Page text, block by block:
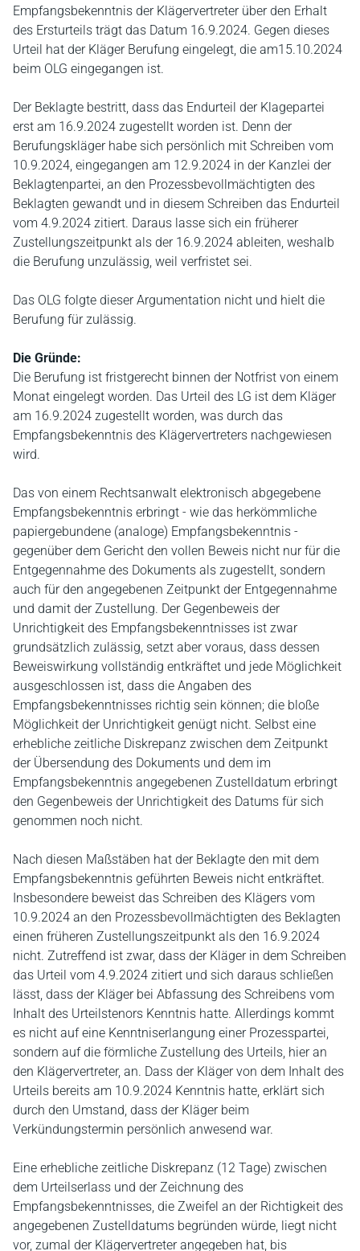
Empfangsbekenntnis der Klägervertreter über den Erhalt
des Ersturteils trägt das Datum 16.9.2024. Gegen dieses
Urteil hat der Kläger Berufung eingelegt, die am15.10.2024
beim OLG eingegangen ist.
Der Beklagte bestritt, dass das Endurteil der Klagepartei
erst am 16.9.2024 zugestellt worden ist. Denn der
Berufungskläger habe sich persönlich mit Schreiben vom
10.9.2024, eingegangen am 12.9.2024 in der Kanzlei der
Beklagtenpartei, an den Prozessbevollmächtigten des
Beklagten gewandt und in diesem Schreiben das Endurteil
vom 4.9.2024 zitiert. Daraus lasse sich ein früherer
Zustellungszeitpunkt als der 16.9.2024 ableiten, weshalb
die Berufung unzulässig, weil verfristet sei.
Das OLG folgte dieser Argumentation nicht und hielt die
Berufung für zulässig.
Die Gründe:
Die Berufung ist fristgerecht binnen der Notfrist von einem
Monat eingelegt worden. Das Urteil des LG ist dem Kläger
am 16.9.2024 zugestellt worden, was durch das
Empfangsbekenntnis des Klägervertreters nachgewiesen
wird.
Das von einem Rechtsanwalt elektronisch abgegebene
Empfangsbekenntnis erbringt - wie das herkömmliche
papiergebundene (analoge) Empfangsbekenntnis -
gegenüber dem Gericht den vollen Beweis nicht nur für die
Entgegennahme des Dokuments als zugestellt, sondern
auch für den angegebenen Zeitpunkt der Entgegennahme
und damit der Zustellung. Der Gegenbeweis der
Unrichtigkeit des Empfangsbekenntnisses ist zwar
grundsätzlich zulässig, setzt aber voraus, dass dessen
Beweiswirkung vollständig entkräftet und jede Möglichkeit
ausgeschlossen ist, dass die Angaben des
Empfangsbekenntnisses richtig sein können; die bloße
Möglichkeit der Unrichtigkeit genügt nicht. Selbst eine
erhebliche zeitliche Diskrepanz zwischen dem Zeitpunkt
der Übersendung des Dokuments und dem im
Empfangsbekenntnis angegebenen Zustelldatum erbringt
den Gegenbeweis der Unrichtigkeit des Datums für sich
genommen noch nicht.
Nach diesen Maßstäben hat der Beklagte den mit dem
Empfangsbekenntnis geführten Beweis nicht entkräftet.
Insbesondere beweist das Schreiben des Klägers vom
10.9.2024 an den Prozessbevollmächtigten des Beklagten
einen früheren Zustellungszeitpunkt als den 16.9.2024
nicht. Zutreffend ist zwar, dass der Kläger in dem Schreiben
das Urteil vom 4.9.2024 zitiert und sich daraus schließen
lässt, dass der Kläger bei Abfassung des Schreibens vom
Inhalt des Urteilstenors Kenntnis hatte. Allerdings kommt
es nicht auf eine Kenntniserlangung einer Prozesspartei,
sondern auf die förmliche Zustellung des Urteils, hier an
den Klägervertreter, an. Dass der Kläger von dem Inhalt des
Urteils bereits am 10.9.2024 Kenntnis hatte, erklärt sich
durch den Umstand, dass der Kläger beim
Verkündungstermin persönlich anwesend war.
Eine erhebliche zeitliche Diskrepanz (12 Tage) zwischen
dem Urteilserlass und der Zeichnung des
Empfangsbekenntnisses, die Zweifel an der Richtigkeit des
angegebenen Zustelldatums begründen würde, liegt nicht
vor, zumal der Klägervertreter angegeben hat, bis